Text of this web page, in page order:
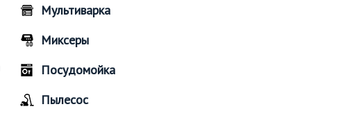
Мультиварка
Миксеры
Посудомойка
Пылесос